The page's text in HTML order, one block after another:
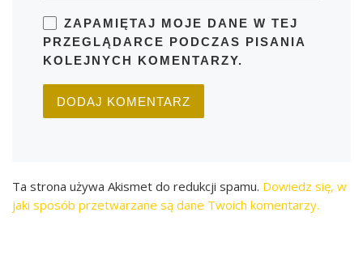
ZAPAMIĘTAJ MOJE DANE W TEJ
PRZEGLĄDARCE PODCZAS PISANIA
KOLEJNYCH KOMENTARZY.
Ta strona używa Akismet do redukcji spamu. Dowiedz się, w
jaki sposób przetwarzane są dane Twoich komentarzy.